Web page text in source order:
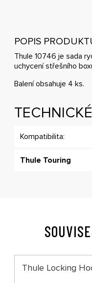
POPIS
Thule 10746 je sada
uchycení střešního
Balení obsahuje 4 ks.
Kompatibilita:
Thule Touring
Thule Locking